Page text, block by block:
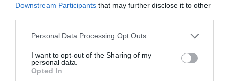
Downstream Participants that may further disclose it to other
Please note that this website/app uses one or more Google
not limited to your visit or usage behaviour. You may click to
grant or deny consent to Google and its third-party tags to
use your data for below specified purposes in below Google
Personal Data Processing Opt Outs
I want to opt-out of the Sharing of my
personal data.
Opted In
06.08.2026 | 14:02